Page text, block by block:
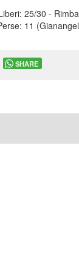
25/30 -
11
SHARE